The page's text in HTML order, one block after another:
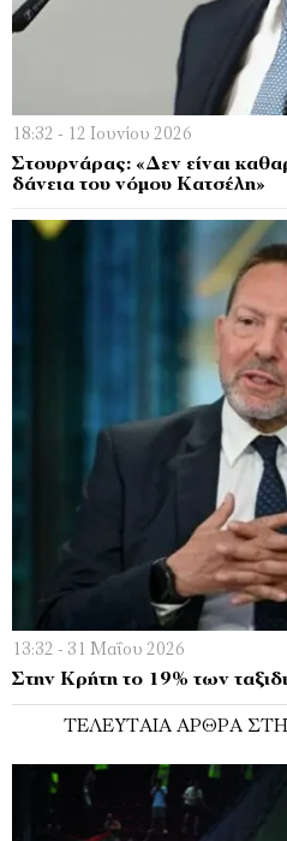
18:32 - 12 Ιουνίου 2026
Στουρνάρας: «Δεν είναι
δάνεια του νόμου Κατσέλη»
13:32 - 31 Μαΐου 2026
Στην Κρήτη το 19% των
ΤΕΛΕΥΤΑΊΑ ΆΡΘΡΑ